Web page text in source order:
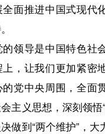
面推进中国式现代
导是中国特色社
，让我们更加紧密
党中央周围，全面
主义思想，深刻领悟
做到“两个维护”，